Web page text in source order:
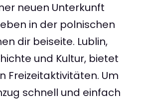
neuen Unterkunft
in der polnischen
dir beiseite. Lublin,
und Kultur, bietet
Freizeitaktivitäten. Um
schnell und einfach